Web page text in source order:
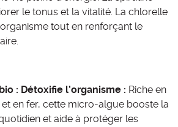
le tonus et la vitalité. La chlorelle
tout en renforçant le
: Détoxifie l’organisme : Riche en
et en fer, cette micro-algue booste la
et aide à protéger les